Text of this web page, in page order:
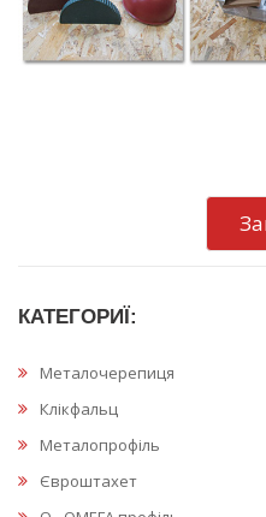
КАТЕГОРИЇ:
Металочерепиця
Клікфальц
Металопрофіль
Євроштахет